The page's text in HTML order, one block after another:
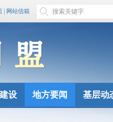
网站信箱
设 地方要闻 基层动